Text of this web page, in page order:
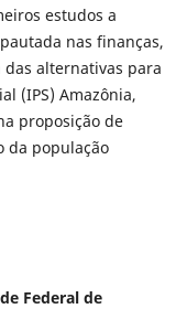
estudos a
nas finanças,
alternativas para
(IPS) Amazônia,
proposição de
da população
Federal de